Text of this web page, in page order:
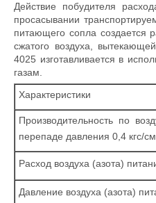
Действие побудителя
просасывании
питающего сопла создается
сжатого воздуха,
4025 изготавливается в
газам.
Характеристики
Производительность по
перепаде давления 0,4 кгс/см
Расход воздуха (азота)
Давление воздуха (азота)